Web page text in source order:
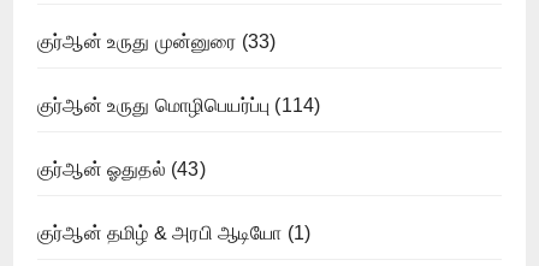
குர்ஆன் உருது முன்னுரை (33)
குர்ஆன் உருது மொழிபெயர்ப்பு (114)
குர்ஆன் ஓதுதல் (43)
குர்ஆன் தமிழ் & அரபி ஆடியோ (1)